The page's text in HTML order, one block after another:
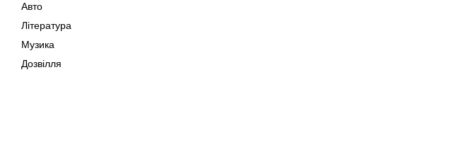
Авто
Література
Музика
Дозвілля